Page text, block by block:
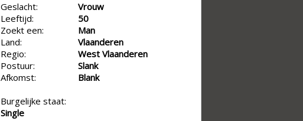
Geslacht:
Vrouw
Leeftijd:
50
Zoekt een:
Man
Land:
Vlaanderen
Regio:
West Vlaanderen
Postuur:
Slank
Afkomst:
Blank
Burgelijke staat:
Single